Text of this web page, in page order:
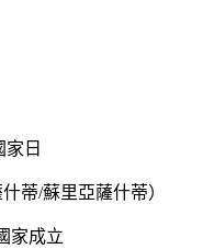
家日
蒂/蘇里亞薩什蒂）
家成立